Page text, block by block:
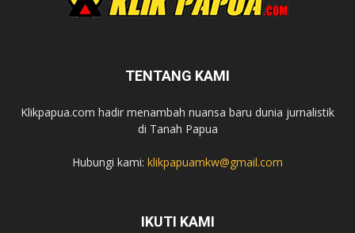
TENTANG KAMI
Klikpapua.com hadir menambah nuansa baru dunia jurnalistik
di Tanah Papua
Hubungi kami: klikpapuamkw@gmail.com
IKUTI KAMI